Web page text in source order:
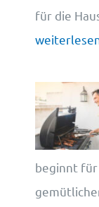
für die
beginnt für